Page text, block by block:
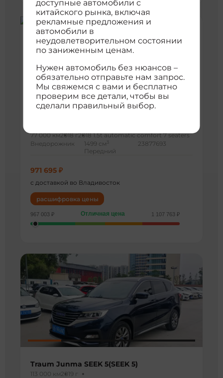
77 000 км2018 г2018 1.5t automatic comfort 7 seaters
Внедорожник
1499 см 3
Передний
23877693
971 695 ₽
с доставкой во Владивосток
расшифровка цены
967 003 ₽ Отличная цена 1 107 763 ₽
Traum Junma SEEK 5(SEEK 5)
113 000 км2019 г
доступные автомобили с
китайского рынка, включая
рекламные предложения и
автомобили в
неудовлетворительном состоянии
по заниженным ценам.
Нужен автомобиль без нюансов –
обязательно отправьте нам запрос.
Мы свяжемся с вами и бесплатно
проверим все детали, чтобы вы
сделали правильный выбор.